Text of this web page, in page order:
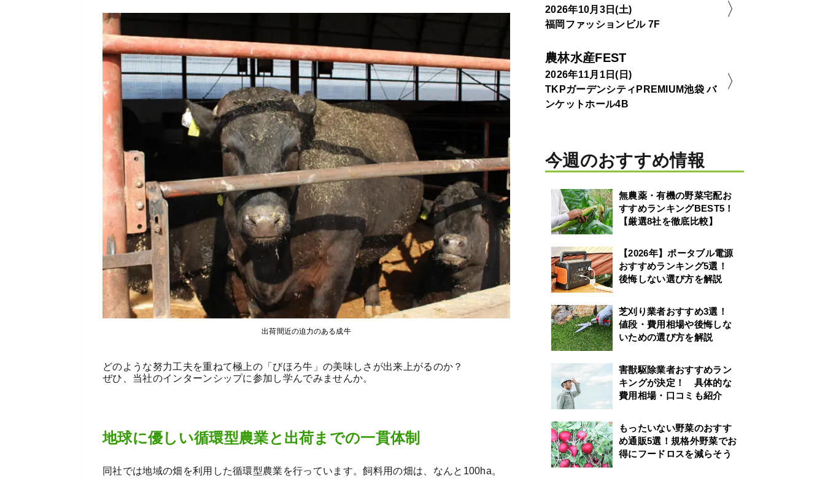
出荷間近の迫力のある成牛
どのような努力工夫を重ねて極上の「びほろ牛」の美味しさが出来上がるのか？
ぜひ、当社のインターンシップに参加し学んでみませんか。
地球に優しい循環型農業と出荷までの一貫体制
同社では地域の畑を利用した循環型農業を行っています。飼料用の畑は、なんと100ha。
2026年10月3日(土)
福岡ファッションビル 7F
農林水産FEST
2026年11月1日(日)
TKPガーデンシティPREMIUM池袋 バ
ンケットホール4B
今週のおすすめ情報
無農薬・有機の野菜宅配お
すすめランキングBEST5！
【厳選8社を徹底比較】
【2026年】ポータブル電源
おすすめランキング5選！
後悔しない選び方を解説
芝刈り業者おすすめ3選！
値段・費用相場や後悔しな
いための選び方を解説
害獣駆除業者おすすめラン
キングが決定！ 具体的な
費用相場・口コミも紹介
もったいない野菜のおすす
め通販5選！規格外野菜でお
得にフードロスを減らそう